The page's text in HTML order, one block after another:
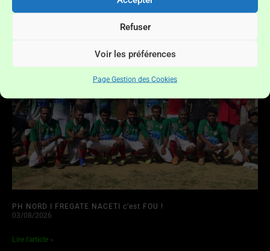
Refuser
Voir les préférences
Page Gestion des Cookies
PH NORD I FREGATE NACETI c’est FOU !
03/08/2026
Lire l'article »